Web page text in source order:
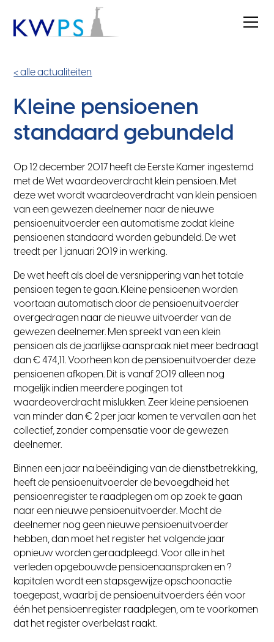
< alle actualiteiten
Kleine pensioenen
standaard gebundeld
Op 12 december 2017 heeft de Eerste Kamer ingestemd
met de Wet waardeoverdracht klein pensioen. Met
deze wet wordt waardeoverdracht van klein pensioen
van een gewezen deelnemer naar de nieuwe
pensioenuitvoerder een automatisme zodat kleine
pensioenen standaard worden gebundeld. De wet
treedt per 1 januari 2019 in werking.
De wet heeft als doel de versnippering van het totale
pensioen tegen te gaan. Kleine pensioenen worden
voortaan automatisch door de pensioenuitvoerder
overgedragen naar de nieuwe uitvoerder van de
gewezen deelnemer. Men spreekt van een klein
pensioen als de jaarlijkse aanspraak niet meer bedraagt
dan € 474,11. Voorheen kon de pensioenuitvoerder deze
pensioenen afkopen. Dit is vanaf 2019 alleen nog
mogelijk indien meerdere pogingen tot
waardeoverdracht mislukken. Zeer kleine pensioenen
van minder dan € 2 per jaar komen te vervallen aan het
collectief, zonder compensatie voor de gewezen
deelnemer.
Binnen een jaar na beëindiging van de dienstbetrekking,
heeft de pensioenuitvoerder de bevoegdheid het
pensioenregister te raadplegen om op zoek te gaan
naar een nieuwe pensioenuitvoerder. Mocht de
deelnemer nog geen nieuwe pensioenuitvoerder
hebben, dan moet het register het volgende jaar
opnieuw worden geraadpleegd. Voor alle in het
verleden opgebouwde pensioenaanspraken en ?
kapitalen wordt een stapsgewijze opschoonactie
toegepast, waarbij de pensioenuitvoerders één voor
één het pensioenregister raadplegen, om te voorkomen
dat het register overbelast raakt.